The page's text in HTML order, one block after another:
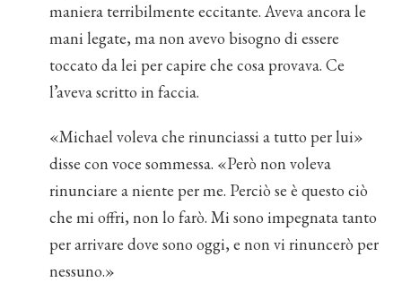
maniera terribilmente eccitante. Aveva ancora le
mani legate, ma non avevo bisogno di essere
toccato da lei per capire che cosa provava. Ce
l’aveva scritto in faccia.
«Michael voleva che rinunciassi a tutto per lui»
disse con voce sommessa. «Però non voleva
rinunciare a niente per me. Perciò se è questo ciò
che mi offri, non lo farò. Mi sono impegnata tanto
per arrivare dove sono oggi, e non vi rinuncerò per
nessuno.»